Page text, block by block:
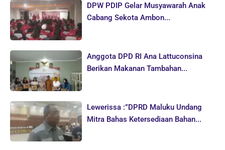
DPW PDIP Gelar Musyawarah Anak
Cabang Sekota Ambon...
Anggota DPD RI Ana Lattuconsina
Berikan Makanan Tambahan...
Lewerissa :”DPRD Maluku Undang
Mitra Bahas Ketersediaan Bahan...